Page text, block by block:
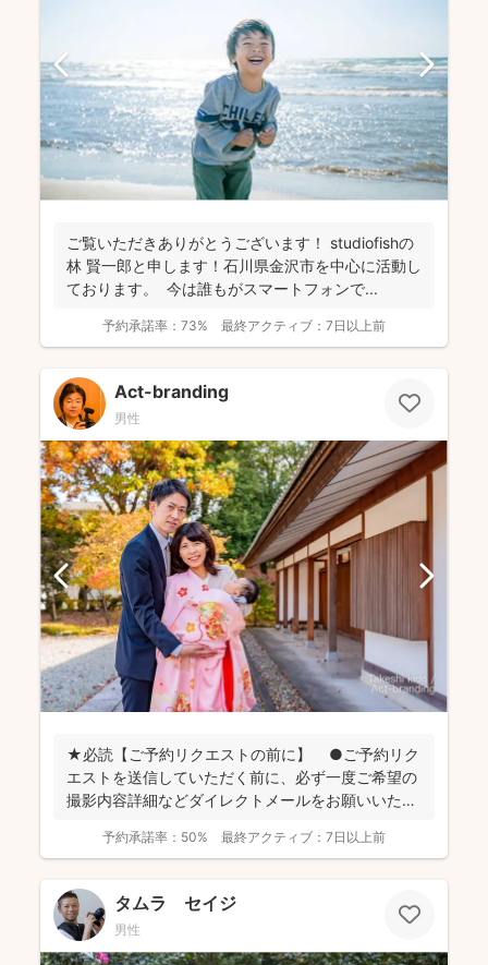
ご覧いただきありがとうございます！ studiofishの
林 賢一郎と申します！石川県金沢市を中心に活動し
ております。 今は誰もがスマートフォンで...
予約承諾率： 73% 最終アクティブ： 7日以上前
Act-branding
男性
★必読【ご予約リクエストの前に】 ●ご予約リク
エストを送信していただく前に、必ず一度ご希望の
撮影内容詳細などダイレクトメールをお願いいたし
予約承諾率： 50% 最終アクティブ： 7日以上前
タムラ セイジ
男性